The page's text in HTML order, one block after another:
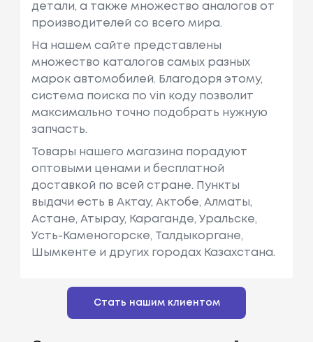
детали, а также множество аналогов от
производителей со всего мира.
На нашем сайте представлены
множество каталогов самых разных
марок автомобилей. Благодоря этому,
система поиска по vin коду позволит
максимально точно подобрать нужную
запчасть.
Товары нашего магазина порадуют
оптовыми ценами и бесплатной
доставкой по всей стране. Пункты
выдачи есть в Актау, Актобе, Алматы,
Астане, Атырау, Караганде, Уральске,
Усть-Каменогорске, Талдыкоргане,
Шымкенте и других городах Казахстана.
Стать нашим клиентом